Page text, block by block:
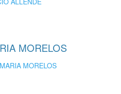
MORELOS
MORELOS